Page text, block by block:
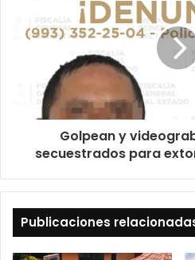
Golpean y
secuestrados para
Publicaciones